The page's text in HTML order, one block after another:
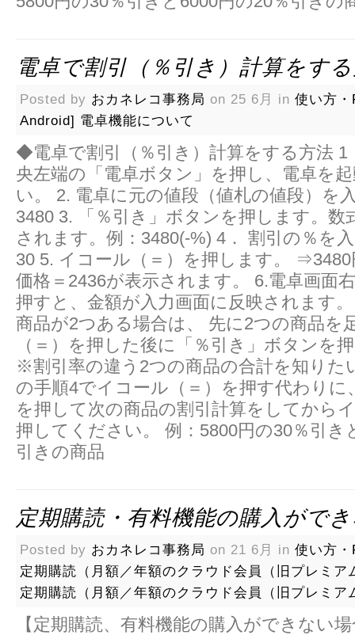
電卓で割引（％引き）計算をす
Posted by おカネレコ事務局 on 25 6月 in 使い方
Android] 電卓機能について
◆電卓で割引（％引き）計算をする方法 1
央左端の「電卓ボタン」を押し、電卓を
い。 2. 電卓に元の値段（値札の値段）を
3480 3. 「％引き」ボタンを押します。数
されます。例：3480(-%) 4． 割引の％を
30 5. イコール（＝）を押します。
価格＝2436が表示されます。 6.電卓画面
押すと、金額が入力画面に反映されます
商品が2つある場合は、 先に2つの商品を
（＝）を押した後に「％引き」ボタンを
※割引率の違う2つの商品の合計を知りた
の手順4でイコール（＝）を押す代わりに
を押して次の商品の割引計算をしてから
押してください。 例：5800円の30％引き
引きの商品
定期購読・有料機能の購入がで
Posted by おカネレコ事務局 on 21 6月 in 使い方
定期購読（月額／年額のクラウド会員（旧プレミア
定期購読（月額／年額のクラウド会員（旧プレミア
【定期購読、有料機能の購入ができない